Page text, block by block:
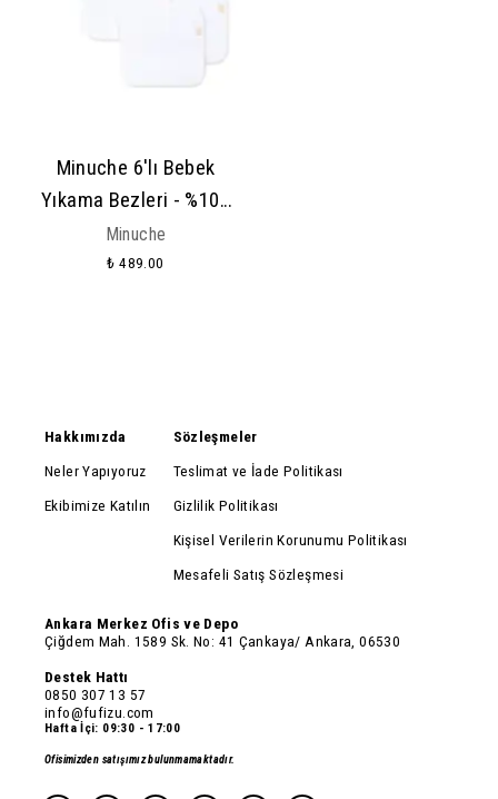
Minuche 6'lı Bebek
Yıkama Bezleri - %100
Pamuk Yumuşak ve
Süper Emici Örgü
Minuche
₺ 489.00
Hakkımızda
Neler Yapıyoruz
Ekibimize Katılın
Sözleşmeler
Teslimat ve İade Politikası
Gizlilik Politikası
Kişisel Verilerin Korunumu Politikası
Mesafeli Satış Sözleşmesi
Ankara Merkez Ofis ve Depo
Çiğdem Mah. 1589 Sk. No: 41 Çankaya/ Ankara, 06530
Destek Hattı
0850 307 13 57
info@fufizu.com
Hafta İçi: 09:30 - 17:00
Ofisimizden satışımız bulunmamaktadır.